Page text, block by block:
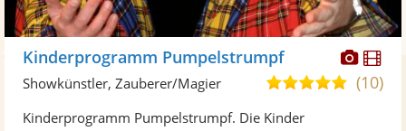
Kinderprogramm Pumpelstrumpf
4,9(10)
Showkünstler, Zauberer/Magier
Kinderprogramm Pumpelstrumpf. Die Kinder